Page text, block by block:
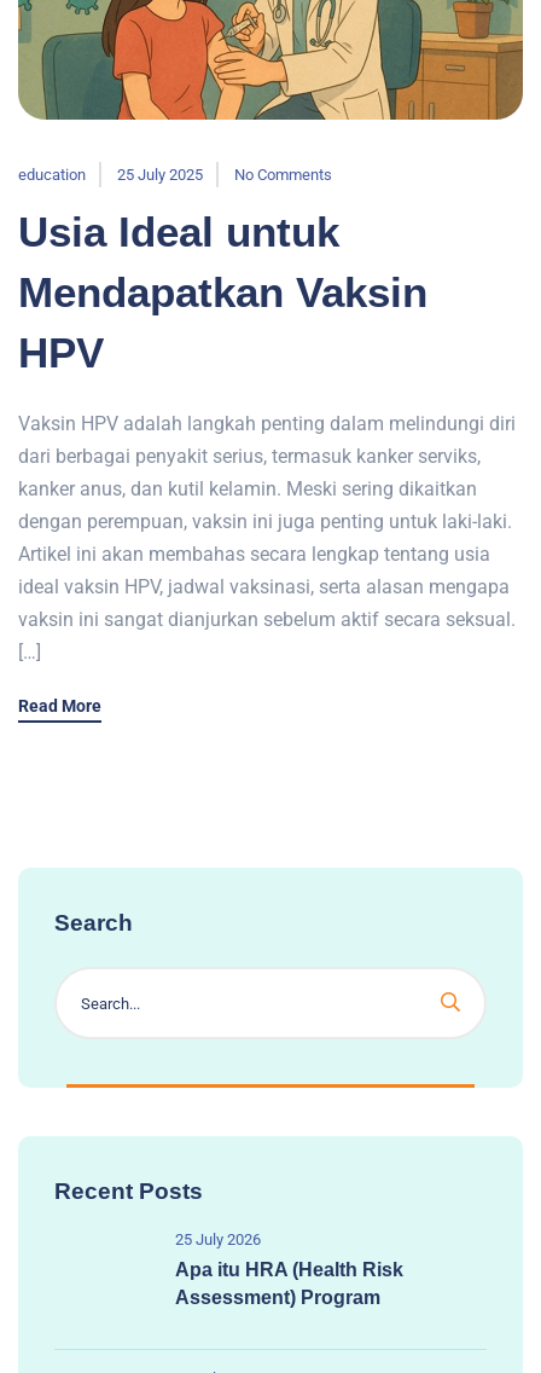
education 25 July 2025 No Comments
Usia Ideal untuk
Mendapatkan Vaksin
HPV
Vaksin HPV adalah langkah penting dalam melindungi diri
dari berbagai penyakit serius, termasuk kanker serviks,
kanker anus, dan kutil kelamin. Meski sering dikaitkan
dengan perempuan, vaksin ini juga penting untuk laki-laki.
Artikel ini akan membahas secara lengkap tentang usia
ideal vaksin HPV, jadwal vaksinasi, serta alasan mengapa
vaksin ini sangat dianjurkan sebelum aktif secara seksual.
[…]
Read More
Search
Recent Posts
25 July 2026
Apa itu HRA (Health Risk
Assessment) Program